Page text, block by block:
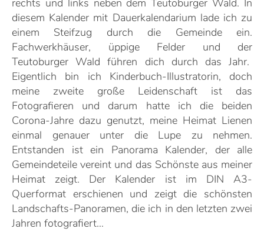
rechts und links neben dem Teutoburger Wald. In
diesem Kalender mit Dauerkalendarium lade ich zu
einem Steifzug durch die Gemeinde ein.
Fachwerkhäuser, üppige Felder und der
Teutoburger Wald führen dich durch das Jahr.
Eigentlich bin ich Kinderbuch-Illustratorin, doch
meine zweite große Leidenschaft ist das
Fotografieren und darum hatte ich die beiden
Corona-Jahre dazu genutzt, meine Heimat Lienen
einmal genauer unter die Lupe zu nehmen.
Entstanden ist ein Panorama Kalender, der alle
Gemeindeteile vereint und das Schönste aus meiner
Heimat zeigt. Der Kalender ist im DIN A3-
Querformat erschienen und zeigt die schönsten
Landschafts-Panoramen, die ich in den letzten zwei
Jahren fotografiert…